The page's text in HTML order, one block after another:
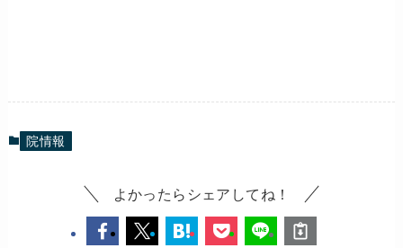
院情報
よかったらシェアしてね！